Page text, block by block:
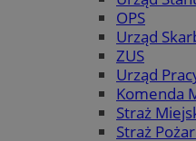
OPS
Urząd
ZUS
Urząd
Komenda
Straż
Straż